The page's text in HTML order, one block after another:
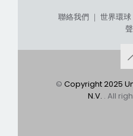
聯絡我們 ｜ 世界環球
© Copyright 2025
N.V. . All